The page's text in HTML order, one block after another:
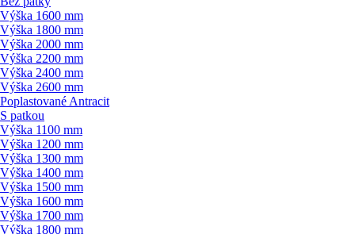
Výška 1600 mm
Výška 1800 mm
Výška 2000 mm
Výška 2200 mm
Výška 2400 mm
Výška 2600 mm
Poplastované Antracit
S patkou
Výška 1100 mm
Výška 1200 mm
Výška 1300 mm
Výška 1400 mm
Výška 1500 mm
Výška 1600 mm
Výška 1700 mm
Výška 1800 mm